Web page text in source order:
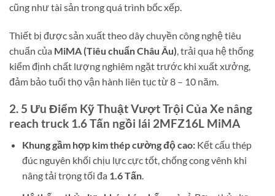
cũng như tài sản trong quá trình bốc xếp.
Thiết bị được sản xuất theo dây chuyền công nghệ tiêu
chuẩn của MiMA (Tiêu chuẩn Châu Âu) , trải qua hệ thống
kiểm định chất lượng nghiêm ngặt trước khi xuất xưởng,
đảm bảo tuổi thọ vận hành liên tục từ 8 – 10 năm.
2. 5 Ưu Điểm Kỹ Thuật Vượt Trội Của Xe nâng
reach truck 1.6 Tấn ngồi lái 2MFZ16L MiMA
Khung gầm hợp kim thép cường độ cao:Kết cấu thép
đúc nguyên khối chịu lực cực tốt, chống cong vênh khi
nâng tải trọng tối đa 1.6 Tấn.